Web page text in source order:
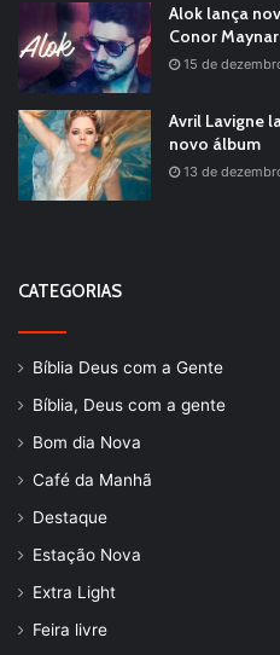
Alok lança
Conor
15 de
Avril Lavigne
novo álbum
13 de
CATEGORIAS
Bíblia Deus com a Gente
Bíblia, Deus com a gente
Bom dia Nova
Café da Manhã
Destaque
Estação Nova
Extra Light
Feira livre